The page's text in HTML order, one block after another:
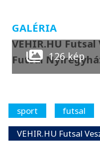
GALÉRIA
VEHIR.HU
Futsal 126 kép
sport
futsal
VEHIR.HU Futsal